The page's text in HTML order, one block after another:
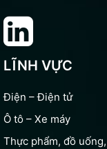
LĨNH VỰC
Điện – Điện tử
Ô tô – Xe máy
Thực phẩm, đồ